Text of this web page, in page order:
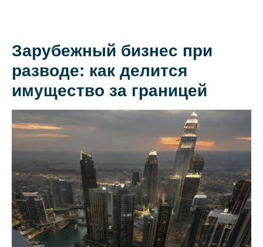
Практики
Карьера
Контакты
+7 911 925-66-
Зарубежный бизнес при
разводе: как делится
имущество за границей